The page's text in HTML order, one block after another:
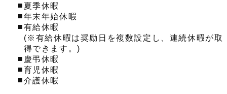
■ 夏季休暇
■年末年始休暇
■有給休暇
(※有給休暇は奨励日を複数設定し、連続休暇が取
得できます。)
■ 慶弔休暇
■育児休暇
■介護休暇